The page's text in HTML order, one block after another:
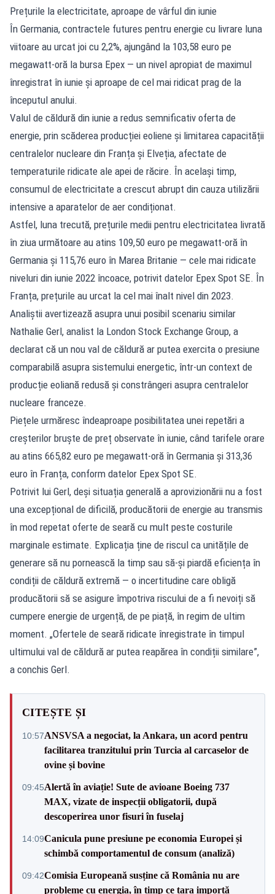
Prețurile la electricitate, aproape de vârful din iunie
În Germania, contractele futures pentru energie cu livrare luna
viitoare au urcat joi cu 2,2%, ajungând la 103,58 euro pe
megawatt-oră la bursa Epex — un nivel apropiat de maximul
înregistrat în iunie și aproape de cel mai ridicat prag de la
începutul anului.
Valul de căldură din iunie a redus semnificativ oferta de
energie, prin scăderea producției eoliene și limitarea capacității
centralelor nucleare din Franța și Elveția, afectate de
temperaturile ridicate ale apei de răcire. În același timp,
consumul de electricitate a crescut abrupt din cauza utilizării
intensive a aparatelor de aer condiționat.
Astfel, luna trecută, prețurile medii pentru electricitatea livrată
în ziua următoare au atins 109,50 euro pe megawatt-oră în
Germania și 115,76 euro în Marea Britanie — cele mai ridicate
niveluri din iunie 2022 încoace, potrivit datelor Epex Spot SE. În
Franța, prețurile au urcat la cel mai înalt nivel din 2023.
Analiștii avertizează asupra unui posibil scenariu similar
Nathalie Gerl, analist la London Stock Exchange Group, a
declarat că un nou val de căldură ar putea exercita o presiune
comparabilă asupra sistemului energetic, într-un context de
producție eoliană redusă și constrângeri asupra centralelor
nucleare franceze.
Piețele urmăresc îndeaproape posibilitatea unei repetări a
creșterilor bruște de preț observate în iunie, când tarifele orare
au atins 665,82 euro pe megawatt-oră în Germania și 313,36
euro în Franța, conform datelor Epex Spot SE.
Potrivit lui Gerl, deși situația generală a aprovizionării nu a fost
una excepțional de dificilă, producătorii de energie au transmis
în mod repetat oferte de seară cu mult peste costurile
marginale estimate. Explicația ține de riscul ca unitățile de
generare să nu pornească la timp sau să-și piardă eficiența în
condiții de căldură extremă — o incertitudine care obligă
producătorii să se asigure împotriva riscului de a fi nevoiți să
cumpere energie de urgență, de pe piață, în regim de ultim
moment. „Ofertele de seară ridicate înregistrate în timpul
ultimului val de căldură ar putea reapărea în condiții similare”,
a conchis Gerl.
CITEȘTE ȘI
10:57ANSVSA a negociat, la Ankara, un acord pentru
facilitarea tranzitului prin Turcia al carcaselor de
ovine și bovine
09:45Alertă în aviație! Sute de avioane Boeing 737
MAX, vizate de inspecții obligatorii, după
descoperirea unor fisuri în fuselaj
14:09Canicula pune presiune pe economia Europei și
schimbă comportamentul de consum (analiză)
09:42Comisia Europeană susține că România nu are
probleme cu energia, în timp ce țara importă